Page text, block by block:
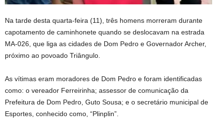
Na tarde desta quarta-feira (11), três homens morreram durante
capotamento de caminhonete quando se deslocavam na estrada
MA-026, que liga as cidades de Dom Pedro e Governador Archer,
próximo ao povoado Triângulo.
As vítimas eram moradores de Dom Pedro e foram identificadas
como: o vereador Ferreirinha; assessor de comunicação da
Prefeitura de Dom Pedro, Guto Sousa; e o secretário municipal de
Esportes, conhecido como, “Plinplin”.